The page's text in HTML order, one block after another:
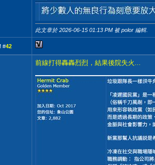
此文章於 2026-06-15 01:13 PM 被 polor 編輯.
#42
前線打得轟轟烈烈，結果後院失火...